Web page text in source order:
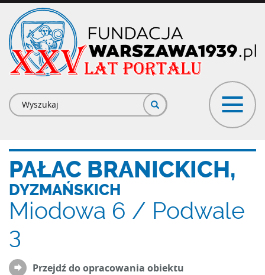
Przejdź
treści
Formularz
wyszukiwania
PAŁAC BRANICKICH,
DYZMAŃSKICH
Miodowa 6 / Podwale
3
Przejdź do opracowania obiektu